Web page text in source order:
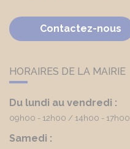
Contactez-nous
HORAIRES DE LA MAIRIE
Du lundi au vendredi :
09h00 - 12h00 14h00 - 17h00
Samedi :